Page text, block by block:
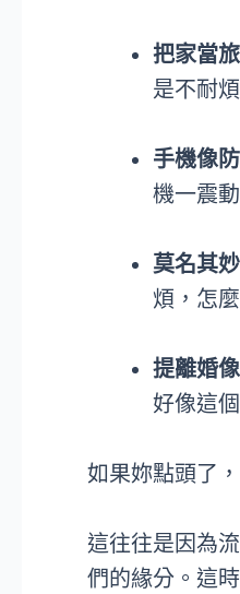
把家當
是不耐
手機像
機一震
莫名其
煩，怎
提離婚
好像這
如果妳點頭了
這往往是因為
們的緣分。這